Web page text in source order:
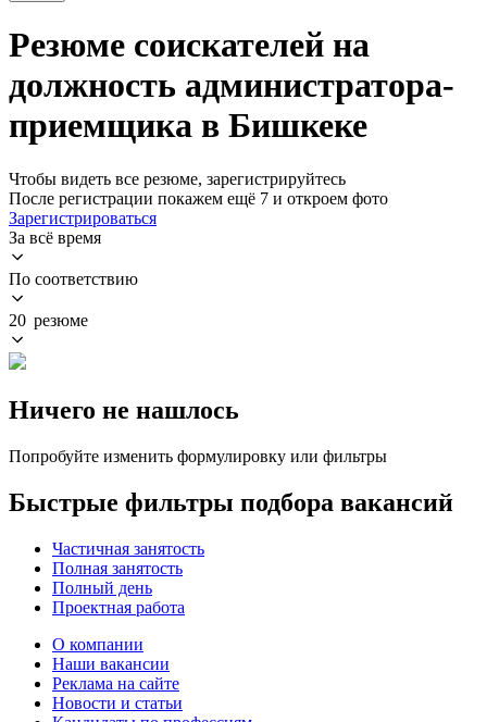
Резюме соискателей на
должность администратора-
приемщика в Бишкеке
Чтобы видеть все резюме, зарегистрируйтесь
После регистрации покажем ещё 7 и откроем фото
Зарегистрироваться
За всё время
По соответствию
20 резюме
Ничего не нашлось
Попробуйте изменить формулировку или фильтры
Быстрые фильтры подбора вакансий
Частичная занятость
Полная занятость
Полный день
Проектная работа
О компании
Наши вакансии
Реклама на сайте
Новости и статьи